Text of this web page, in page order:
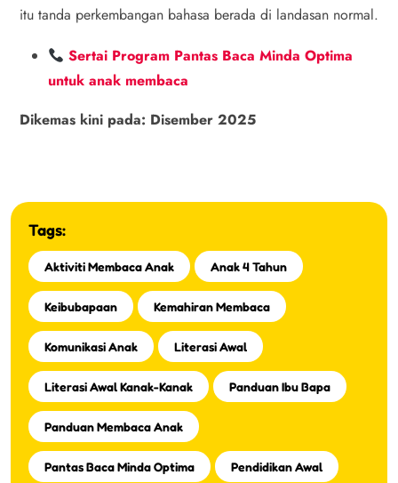
itu tanda perkembangan bahasa berada di landasan normal.
Sertai Program Pantas Baca Minda Optima
untuk anak membaca
Dikemas kini pada: Disember 2025
Tags:
Aktiviti Membaca Anak Anak 4 Tahun
Keibubapaan Kemahiran Membaca
Komunikasi Anak Literasi Awal
Literasi Awal Kanak-Kanak Panduan Ibu Bapa
Panduan Membaca Anak
Pantas Baca Minda Optima Pendidikan Awal